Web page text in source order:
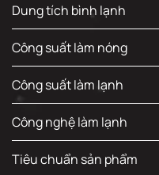
Dung tích bình lạnh
Công suất làm nóng
Công suất làm lạnh
Công nghệ làm lạnh
Tiêu chuẩn sản phẩm